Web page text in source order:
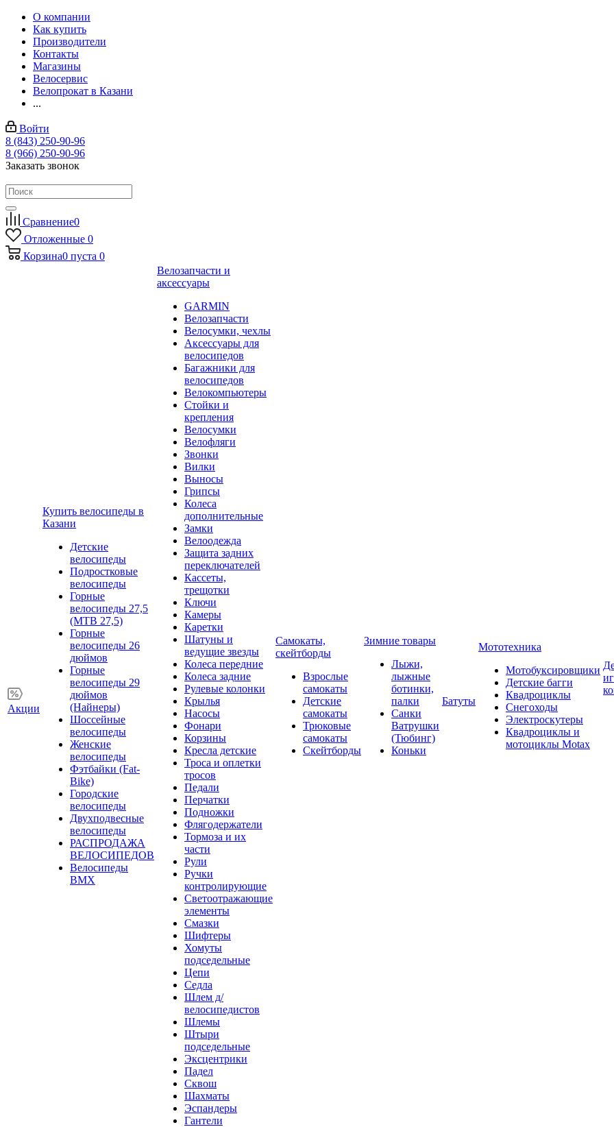
О компании
Как купить
Производители
Контакты
Магазины
Велосервис
Велопрокат в Казани
...
Войти
8 (843) 250-90-96
8 (966) 250-90-96
Заказать звонок
Сравнение0
Отложенные 0
Корзина0 пуста 0
Акции
Купить велосипеды в
Казани
Детские
велосипеды
Подростковые
велосипеды
Горные
велосипеды 27,5
(MTB 27,5)
Горные
велосипеды 26
дюймов
Горные
велосипеды 29
дюймов
(Найнеры)
Шоссейные
велосипеды
Женские
велосипеды
Фэтбайки (Fat-
Bike)
Городские
велосипеды
Двухподвесные
велосипеды
РАСПРОДАЖА
ВЕЛОСИПЕДОВ
Велосипеды
BMX
Велозапчасти и
аксессуары
GARMIN
Велозапчасти
Велосумки, чехлы
Аксессуары для
велосипедов
Багажники для
велосипедов
Велокомпьютеры
Стойки и
крепления
Велосумки
Велофляги
Звонки
Вилки
Выносы
Грипсы
Колеса
дополнительные
Замки
Велоодежда
Защита задних
переключателей
Кассеты,
трещотки
Ключи
Камеры
Каретки
Шатуны и
ведущие звезды
Колеса передние
Колеса задние
Рулевые колонки
Крылья
Насосы
Фонари
Корзины
Кресла детские
Троса и оплетки
тросов
Педали
Перчатки
Подножки
Флягодержатели
Тормоза и их
части
Рули
Ручки
контролирующие
Светоотражающие
элементы
Смазки
Шифтеры
Хомуты
подседельные
Цепи
Седла
Шлем д/
велосипедистов
Шлемы
Штыри
подседельные
Эксцентрики
Падел
Сквош
Шахматы
Эспандеры
Гантели
Самокаты,
скейтборды
Взрослые
самокаты
Детские
самокаты
Трюковые
самокаты
Скейтборды
Зимние товары
Лыжи,
лыжные
ботинки,
палки
Санки
Ватрушки
(Тюбинг)
Коньки
Батуты
Мототехника
Мотобуксировщики
Детские багги
Квадроциклы
Снегоходы
Электроскутеры
Квадроциклы и
мотоциклы Motax